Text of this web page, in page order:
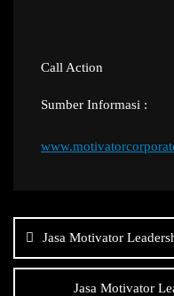
Call Action
Sumber Informasi :
posJasa Motivator
Jasa Motivator